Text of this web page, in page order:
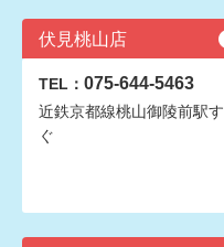
伏見桃山店
TEL： 075-644-5463
近鉄京都線桃山御陵前駅す
ぐ